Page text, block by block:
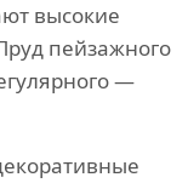
высокие
пейзажного
—